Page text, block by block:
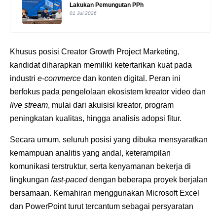
Lakukan Pemungutan PPh
01 Jul 2026
Khusus posisi Creator Growth Project Marketing,
kandidat diharapkan memiliki ketertarikan kuat pada
industri e-commerce dan konten digital. Peran ini
berfokus pada pengelolaan ekosistem kreator video dan
live stream, mulai dari akuisisi kreator, program
peningkatan kualitas, hingga analisis adopsi fitur.
Secara umum, seluruh posisi yang dibuka mensyaratkan
kemampuan analitis yang andal, keterampilan
komunikasi terstruktur, serta kenyamanan bekerja di
lingkungan fast-paceddengan beberapa proyek berjalan
bersamaan. Kemahiran menggunakan Microsoft Excel
dan PowerPoint turut tercantum sebagai persyaratan